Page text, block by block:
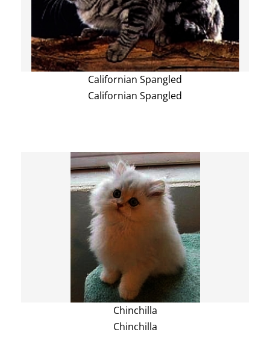
Californian Spangled
Californian Spangled
Chinchilla
Chinchilla